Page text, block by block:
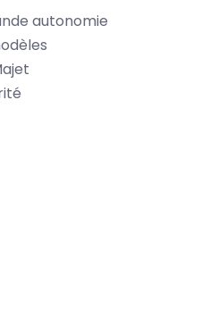
autonomie